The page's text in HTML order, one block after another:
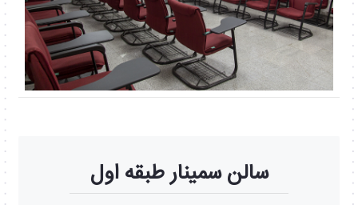
سالن سمینار طبقه اول